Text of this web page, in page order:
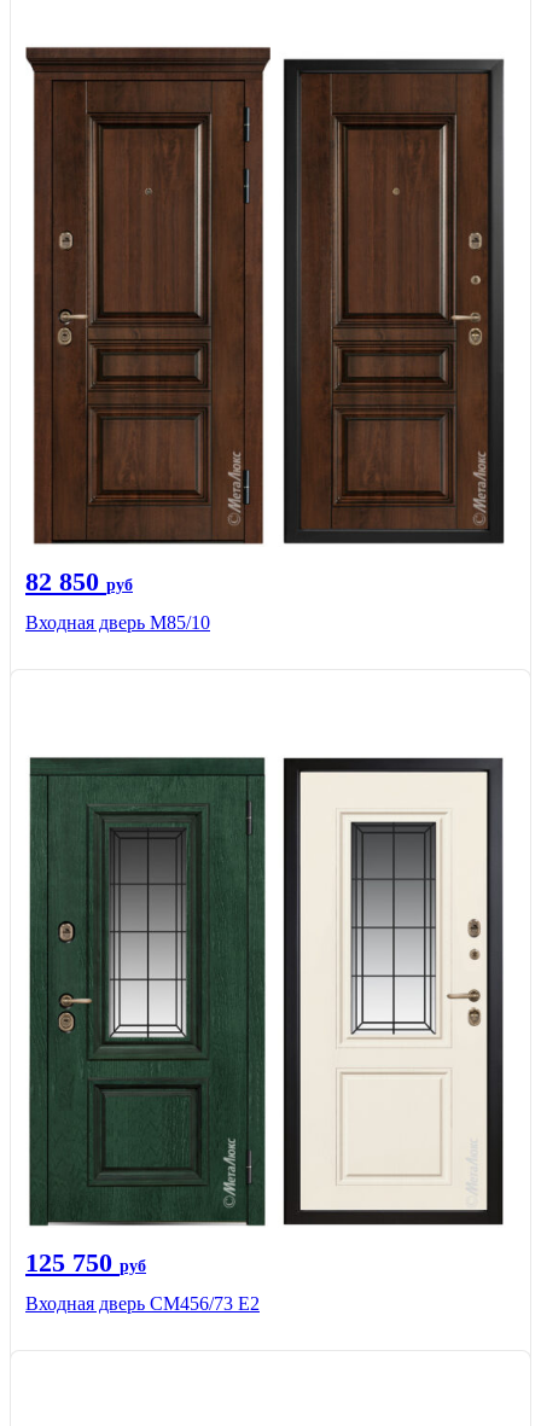
82 850 руб
Входная дверь M85/10
125 750 руб
Входная дверь СМ456/73 Е2